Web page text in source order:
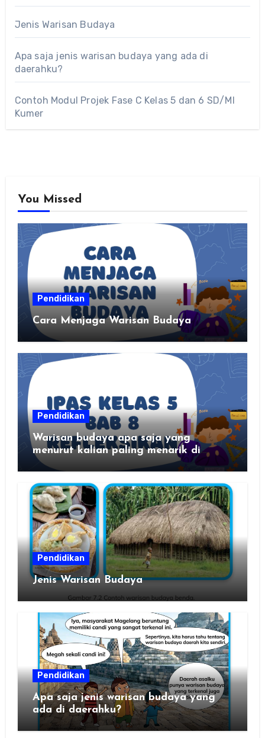
Jenis Warisan Budaya
Apa saja jenis warisan budaya yang ada di
daerahku?
Contoh Modul Projek Fase C Kelas 5 dan 6 SD/MI
Kumer
You Missed
Pendidikan
Cara Menjaga Warisan Budaya
Pendidikan
Warisan budaya apa saja yang
menurut kalian paling menarik di
Pendidikan
Jenis Warisan Budaya
Pendidikan
Apa saja jenis warisan budaya yang
ada di daerahku?